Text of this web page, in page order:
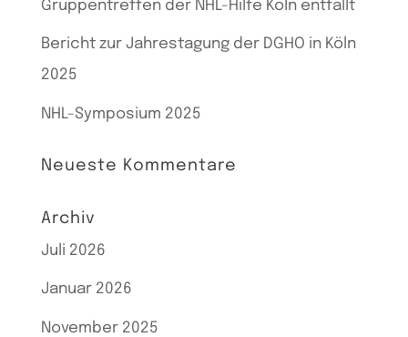
Gruppentreffen der NHL-Hilfe Köln entfällt
Bericht zur Jahrestagung der DGHO in Köln
2025
NHL-Symposium 2025
Neueste Kommentare
Archiv
Juli 2026
Januar 2026
November 2025